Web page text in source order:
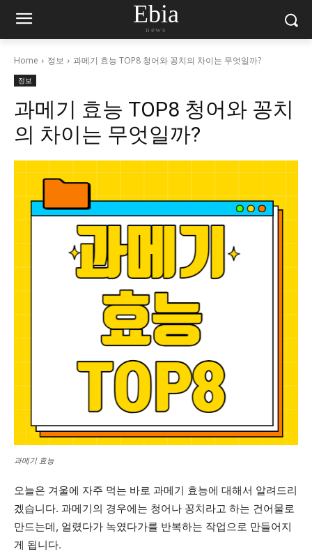
Ebia
news
Home 정보 과메기 효능 TOP8 청어와 꽁치의 차이는 무엇일까?
정보
과메기 효능 TOP8 청어와 꽁치
의 차이는 무엇일까?
과메기 효능
오늘은 겨울에 자주 먹는 바로 과메기 효능에 대해서 알려드리
겠습니다. 과메기의 경우에는 청어나 꽁치라고 하는 건어물로
만드는데, 얼렸다가 녹였다가를 반복하는 작업으로 만들어지
게 됩니다.